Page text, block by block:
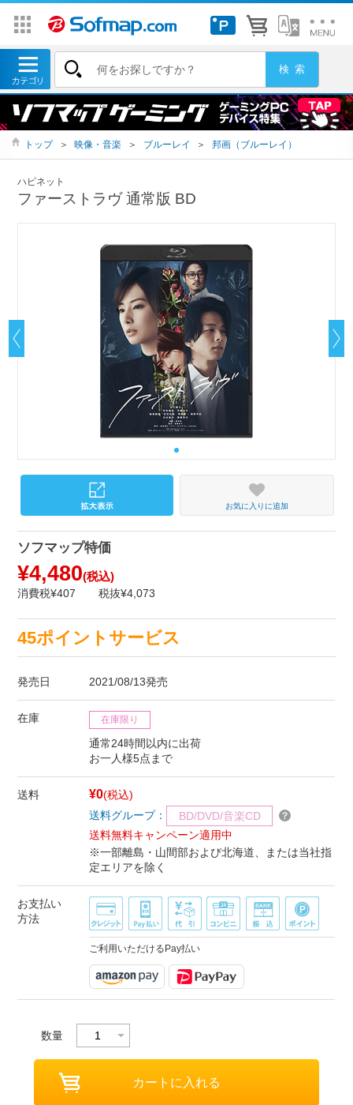
トップ ＞ 映像・音楽 ＞ ブルーレイ ＞ 邦画（ブルーレイ）
ハピネット
ファーストラヴ 通常版 BD
お気に入りに追加
ソフマップ特価
¥4,480(税込)
消費税¥407 税抜¥4,073
45ポイントサービス
発売日 2021/08/13発売
在庫 在庫限り
通常24時間以内に出荷
お一人様5点まで
送料 ¥0(税込)
送料グループ：
BD/DVD/音楽CD
送料無料キャンペーン適用中
※一部離島・山間部および北海道、または当社指
定エリアを除く
お支払い
方法
ご利用いただけるPay払い
数量